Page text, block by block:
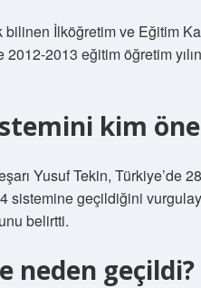
İlköğretim ve Eğitim
2012-2013 eğitim öğretim
kim
Yusuf Tekin, Türkiye’de
sistemine geçildiğini
belirtti.
neden geçildi?